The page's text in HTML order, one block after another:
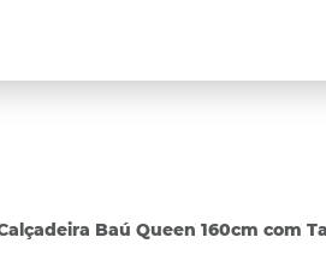
Baú Queen 160cm com